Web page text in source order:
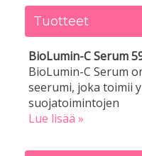
Tuotteet
BioLumin-C Serum
BioLumin-C Serum
seerumi, joka toimii
suojatoimintojen
Lue lisää »